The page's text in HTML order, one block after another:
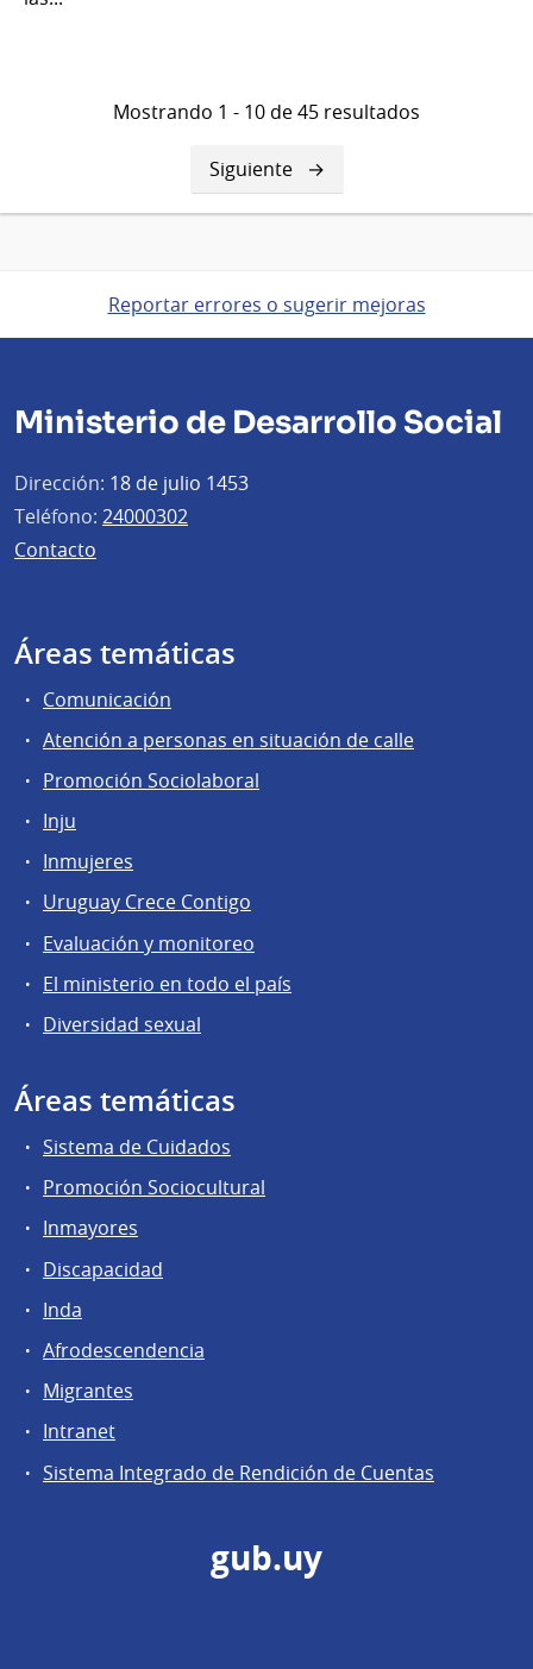
Mostrando 1 - 10 de 45 resultados
Siguiente
página
Siguiente
Reportar errores o sugerir mejoras
Ministerio de Desarrollo Social
Dirección: 18 de julio 1453
Teléfono: 24000302
Contacto
Áreas temáticas
Comunicación
Atención a personas en situación de calle
Promoción Sociolaboral
Inju
Inmujeres
Uruguay Crece Contigo
Evaluación y monitoreo
El ministerio en todo el país
Diversidad sexual
Áreas temáticas
Sistema de Cuidados
Promoción Sociocultural
Inmayores
Discapacidad
Inda
Afrodescendencia
Migrantes
Intranet
Sistema Integrado de Rendición de Cuentas
gub.uy